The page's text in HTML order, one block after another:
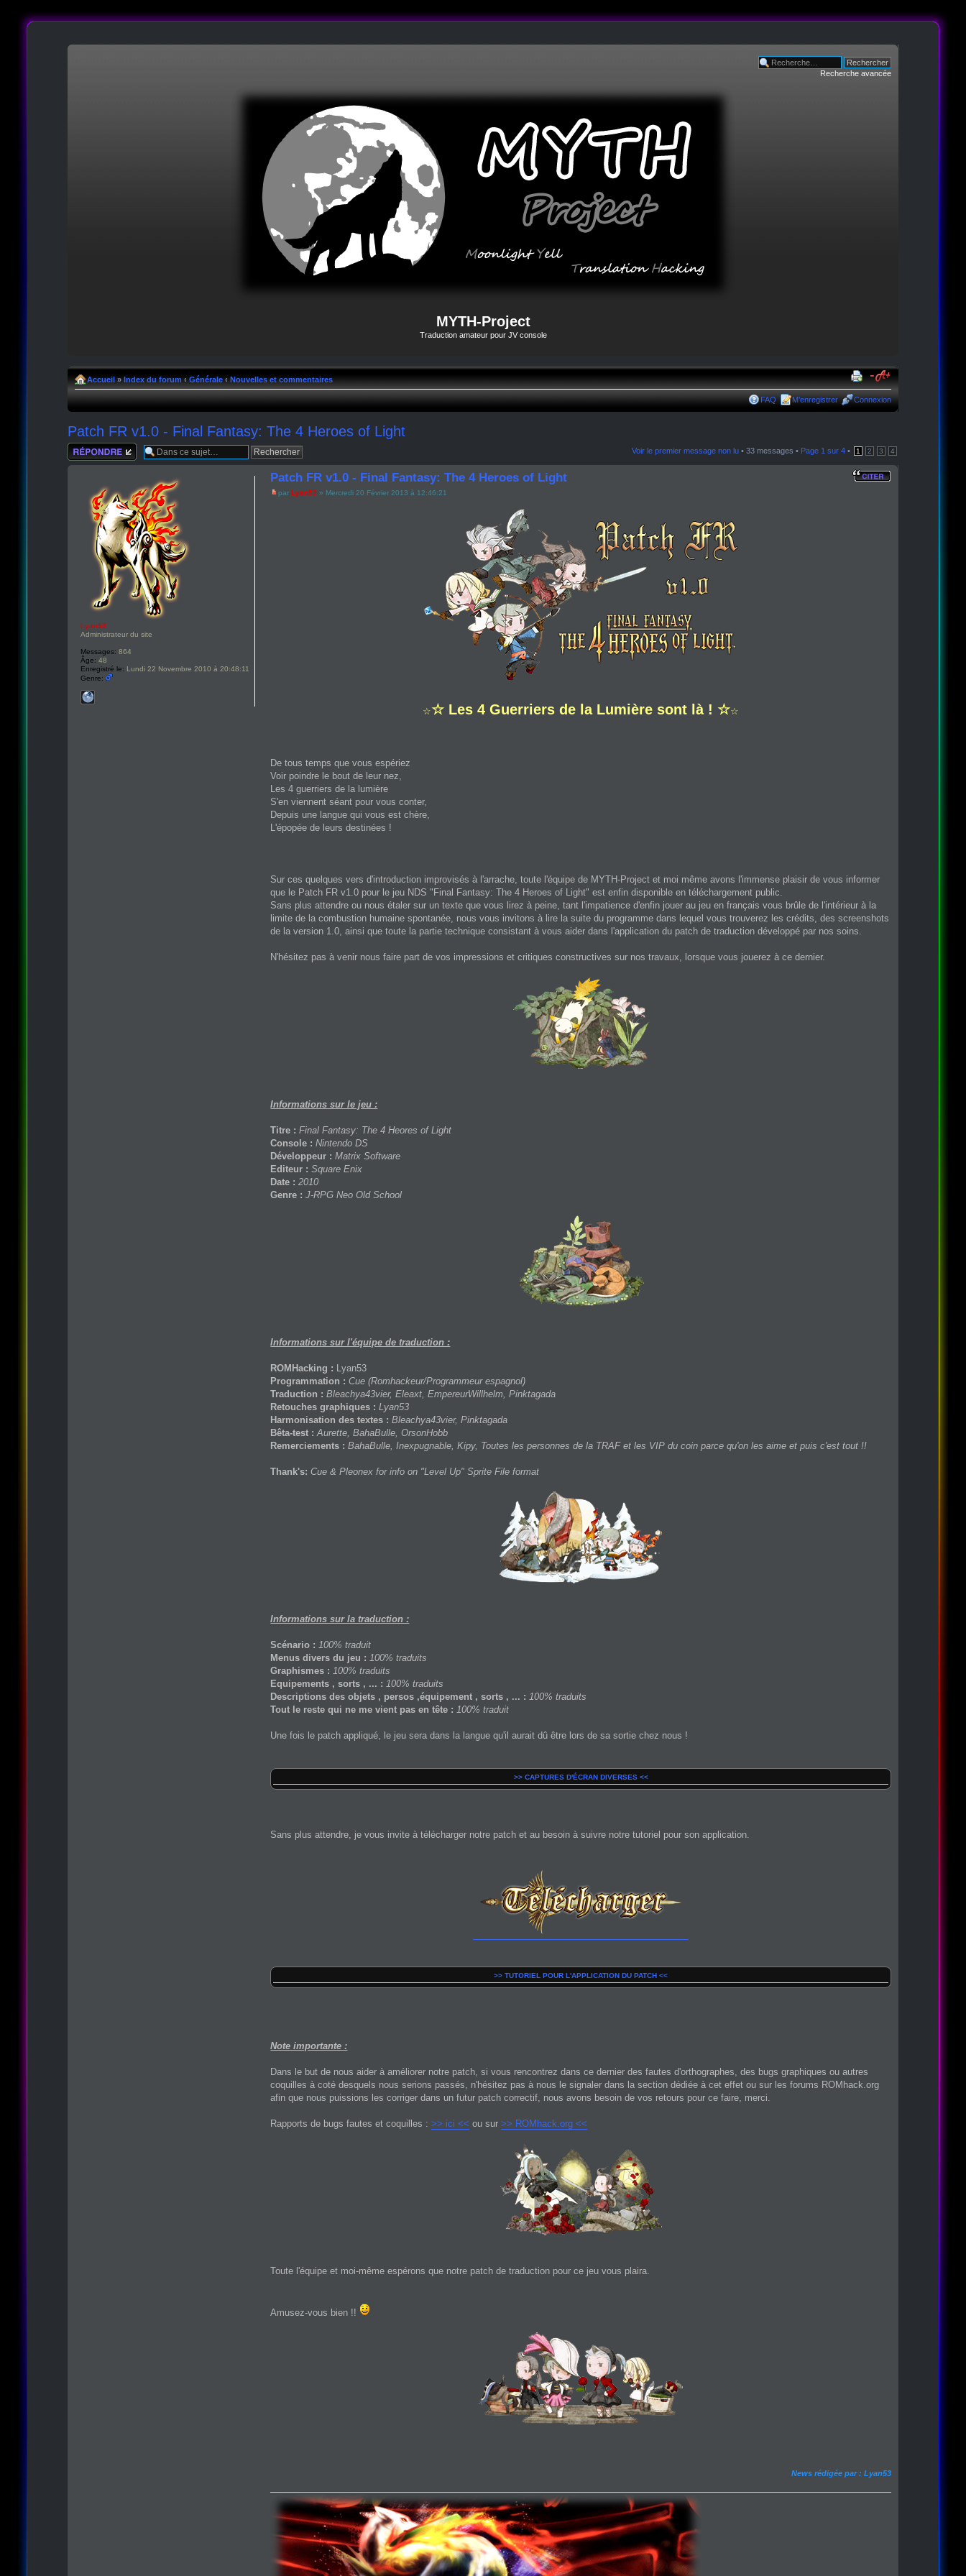
Recherche avancée
MYTH-Project
Traduction amateur pour JV console
Accueil» Index du forum ‹ Générale ‹ Nouvelles et commentaires
FAQ M’enregistrer Connexion
Patch FR v1.0 - Final Fantasy: The 4 Heroes of Light
Répondre Voir le premier message non lu • 33 messages • Page 1 sur4 • 1 2 3 4
Patch FR v1.0 - Final Fantasy: The 4 Heroes of Light
parLyan53 » Mercredi 20 Février 2013 à 12:46:21
☆☆ Les 4 Guerriers de la Lumière sont là ! ☆☆
De tous temps que vous espériez
Voir poindre le bout de leur nez,
Les 4 guerriers de la lumière
S'en viennent séant pour vous conter,
Depuis une langue qui vous est chère,
L'épopée de leurs destinées !
Sur ces quelques vers d'introduction improvisés à l'arrache, toute l'équipe de MYTH-Project et moi même avons l'immense plaisir de vous informer
que le Patch FR v1.0 pour le jeu NDS "Final Fantasy: The 4 Heroes of Light" est enfin disponible en téléchargement public.
Sans plus attendre ou nous étaler sur un texte que vous lirez à peine, tant l'impatience d'enfin jouer au jeu en français vous brûle de l'intérieur à la
limite de la combustion humaine spontanée, nous vous invitons à lire la suite du programme dans lequel vous trouverez les crédits, des screenshots
de la version 1.0, ainsi que toute la partie technique consistant à vous aider dans l'application du patch de traduction développé par nos soins.
N'hésitez pas à venir nous faire part de vos impressions et critiques constructives sur nos travaux, lorsque vous jouerez à ce dernier.
Informations sur le jeu :
Titre : Final Fantasy: The 4 Heores of Light
Console : Nintendo DS
Développeur : Matrix Software
Editeur : Square Enix
Date : 2010
Genre : J-RPG Neo Old School
Informations sur l'équipe de traduction :
ROMHacking : Lyan53
Programmation : Cue (Romhackeur/Programmeur espagnol)
Traduction : Bleachya43vier, Eleaxt, EmpereurWillhelm, Pinktagada
Retouches graphiques : Lyan53
Harmonisation des textes : Bleachya43vier, Pinktagada
Bêta-test : Aurette, BahaBulle, OrsonHobb
Remerciements : BahaBulle, Inexpugnable, Kipy, Toutes les personnes de la TRAF et les VIP du coin parce qu'on les aime et puis c'est tout !!
Thank's: Cue & Pleonex for info on "Level Up" Sprite File format
Informations sur la traduction :
Scénario : 100% traduit
Menus divers du jeu : 100% traduits
Graphismes : 100% traduits
Equipements , sorts , ... : 100% traduits
Descriptions des objets , persos ,équipement , sorts , ... : 100% traduits
Tout le reste qui ne me vient pas en tête : 100% traduit
Une fois le patch appliqué, le jeu sera dans la langue qu'il aurait dû être lors de sa sortie chez nous !
>> CAPTURES D'ÉCRAN DIVERSES <<
Sans plus attendre, je vous invite à télécharger notre patch et au besoin à suivre notre tutoriel pour son application.
>> TUTORIEL POUR L'APPLICATION DU PATCH <<
Note importante :
Dans le but de nous aider à améliorer notre patch, si vous rencontrez dans ce dernier des fautes d'orthographes, des bugs graphiques ou autres
coquilles à coté desquels nous serions passés, n'hésitez pas à nous le signaler dans la section dédiée à cet effet ou sur les forums ROMhack.org
afin que nous puissions les corriger dans un futur patch correctif, nous avons besoin de vos retours pour ce faire, merci.
Rapports de bugs fautes et coquilles :>> ici << ou sur>> ROMhack.org <<
Toute l'équipe et moi-même espérons que notre patch de traduction pour ce jeu vous plaira.
Amusez-vous bien !!
News rédigée par : Lyan53
Lyan53
Administrateur du site
Messages: 864
Âge: 48
Enregistré le: Lundi 22 Novembre 2010 à 20:48:11
Genre: